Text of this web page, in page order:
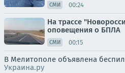
СМИ 00:24
На трассе
оповещения о БПЛА
СМИ 00:15
В Мелитополе объявлена
Украина.ру